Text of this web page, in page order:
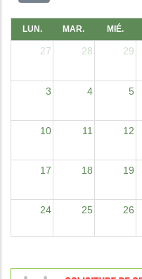
LUN. MAR. MIÉ.
27 28 29
3 4 5
10 11 12
17 18 19
24 25 26